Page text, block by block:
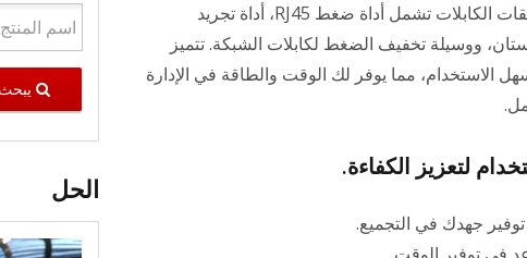
يبحث
الحل
CRXCabling توفر أدوات وملحقات الكابلات تشمل أداة ضغط RJ45، أداة تجريد
ووسيلة تخفيف الضغط لكابلات الشبكة. تتميز
الاستخدام، مما يوفر لك الوقت والطاقة في الإدارة
لتعزيز الكفاءة.
جهدك في التجميع.